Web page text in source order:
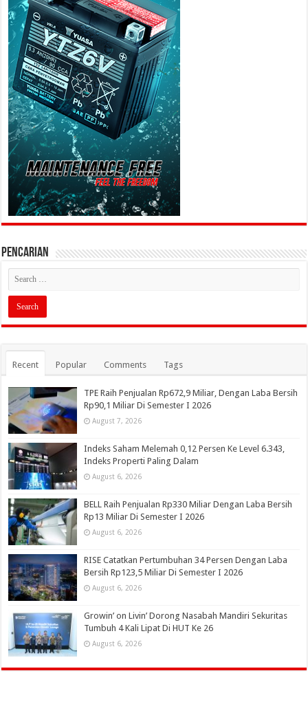
PENCARIAN
Recent Popular Comments Tags
TPE Raih Penjualan Rp672,9 Miliar, Dengan Laba Bersih
Rp90,1 Miliar Di Semester I 2026
August 7, 2026
Indeks Saham Melemah 0,12 Persen Ke Level 6.343,
Indeks Properti Paling Dalam
August 6, 2026
BELL Raih Penjualan Rp330 Miliar Dengan Laba Bersih
Rp13 Miliar Di Semester I 2026
August 6, 2026
RISE Catatkan Pertumbuhan 34 Persen Dengan Laba
Bersih Rp123,5 Miliar Di Semester I 2026
August 6, 2026
Growin’ on Livin’ Dorong Nasabah Mandiri Sekuritas
Tumbuh 4 Kali Lipat Di HUT Ke 26
August 6, 2026